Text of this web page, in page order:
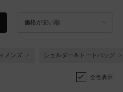
価格が安い順
メンズ ショルダー＆トートバッグ
全色表示